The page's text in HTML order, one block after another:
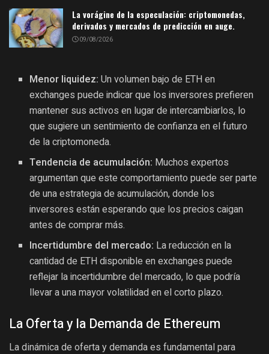
La vorágine de la especulación: criptomonedas,
derivados y mercados de predicción en auge.
09/08/2026
Menor liquidez: Un volumen bajo de ETH en
exchanges puede indicar que los inversores prefieren
mantener sus activos en lugar de intercambiarlos, lo
que sugiere un sentimiento de confianza en el futuro
de la criptomoneda.
Tendencia de acumulación: Muchos expertos
argumentan que este comportamiento puede ser parte
de una estrategia de acumulación, donde los
inversores están esperando que los precios caigan
antes de comprar más.
Incertidumbre del mercado: La reducción en la
cantidad de ETH disponible en exchanges puede
reflejar la incertidumbre del mercado, lo que podría
llevar a una mayor volatilidad en el corto plazo.
La Oferta y la Demanda de Ethereum
La dinámica de oferta y demanda es fundamental para